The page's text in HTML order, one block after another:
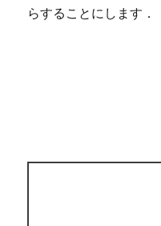
らすることにします．